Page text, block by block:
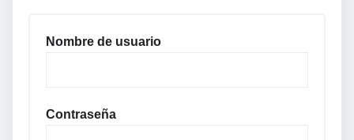
Nombre de usuario
Contraseña